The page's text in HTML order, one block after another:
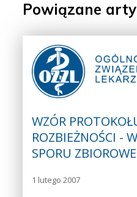
Powiązane
WZÓR
ROZBIEŻNOŚCI -
SPORU
1 lutego 2007